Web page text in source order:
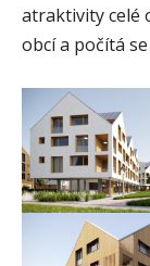
atraktivity celé
obcí a počítá